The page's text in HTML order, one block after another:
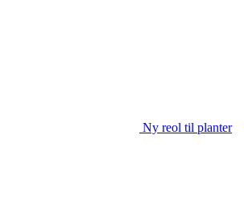
Ny reol til planter